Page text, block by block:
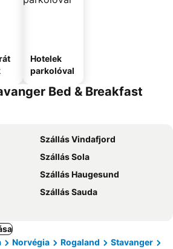
Hotelek
parkolóval
Bed & Breakfast
Szállás Vindafjord
Szállás Sola
Szállás Haugesund
Szállás Sauda
Norvégia Rogaland
Stavanger